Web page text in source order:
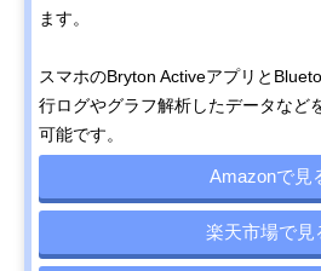
ます。
スマホのBryton Activeアプリと
行ログやグラフ解析したデータなど
可能です。
Amazonで見
楽天市場で見